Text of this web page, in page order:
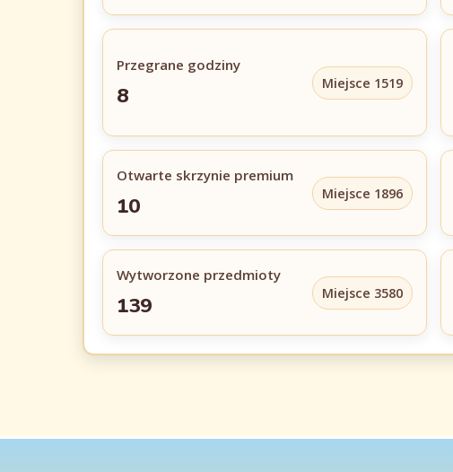
Przegrane godziny
8 Miejsce 1519
Otwarte skrzynie premium
10 Miejsce 1896
Wytworzone przedmioty
139 Miejsce 3580